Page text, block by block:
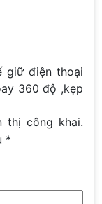
giữ điện thoại
360 độ ,kẹp
thị công khai.
*